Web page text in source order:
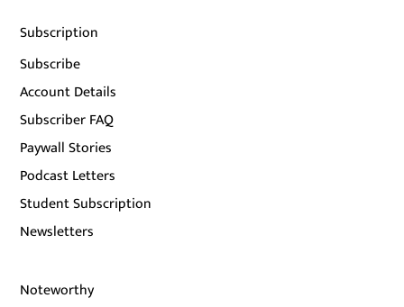
Subscription
Subscribe
Account Details
Subscriber FAQ
Paywall Stories
Podcast Letters
Student Subscription
Newsletters
Noteworthy